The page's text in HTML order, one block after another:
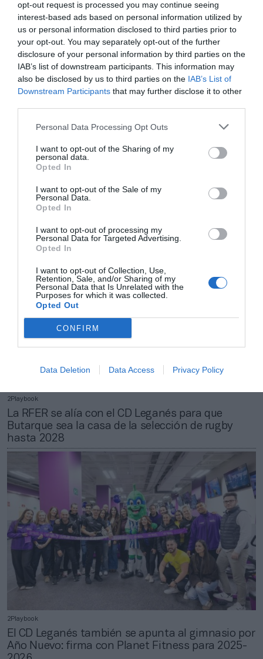
opt-out request is processed you may continue seeing
interest-based ads based on personal information utilized by
us or personal information disclosed to third parties prior to
your opt-out. You may separately opt-out of the further
disclosure of your personal information by third parties on the
IAB’s list of downstream participants. This information may
also be disclosed by us to third parties on the IAB’s List of
Downstream Participants that may further disclose it to other
Personal Data Processing Opt Outs
I want to opt-out of the Sharing of my
personal data.
Opted In
I want to opt-out of the Sale of my
Personal Data.
Opted In
I want to opt-out of processing my
Personal Data for Targeted Advertising.
Opted In
I want to opt-out of Collection, Use,
Retention, Sale, and/or Sharing of my
Personal Data that Is Unrelated with the
Purposes for which it was collected.
Opted Out
CONFIRM
Data Deletion Data Access Privacy Policy
gana 9 millones con el impulso de Primera
Jabier Izquierdo
Un inversor de la Baller League se hace fuerte en
2Playbook
La RFER se alía con el CD Leganés para que
Butarque sea la casa de la selección de rugby
hasta 2028
2Playbook
El CD Leganés también se apunta al gimnasio por
Año Nuevo: firma con Planet Fitness para 2025-